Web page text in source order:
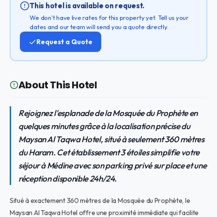
This hotel is available on request.
We don't have live rates for this property yet. Tell us your
dates and our team will send you a quote directly.
Request a Quote
About This Hotel
Rejoignez l'esplanade de la Mosquée du Prophète en
quelques minutes grâce à la localisation précise du
Maysan Al Taqwa Hotel, situé à seulement 360 mètres
du Haram. Cet établissement 3 étoiles simplifie votre
séjour à Médine avec son parking privé sur place et une
réception disponible 24h/24.
Situé à exactement 360 mètres de la Mosquée du Prophète, le
Maysan Al Taqwa Hotel offre une proximité immédiate qui facilite